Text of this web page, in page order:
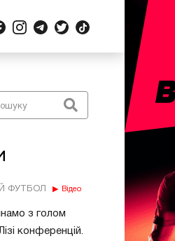
ФУТБОЛ Відео
з голом
конференцій.